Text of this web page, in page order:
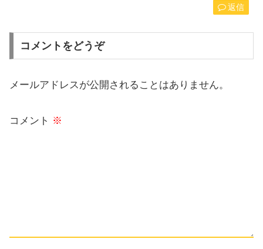
返信
コメントをどうぞ
メールアドレスが公開されることはありません。
コメント ※